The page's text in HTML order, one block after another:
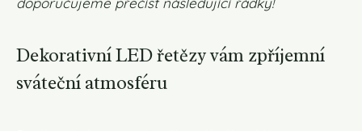
Dekorativní LED řetězy vám zpříjemní
sváteční atmosféru